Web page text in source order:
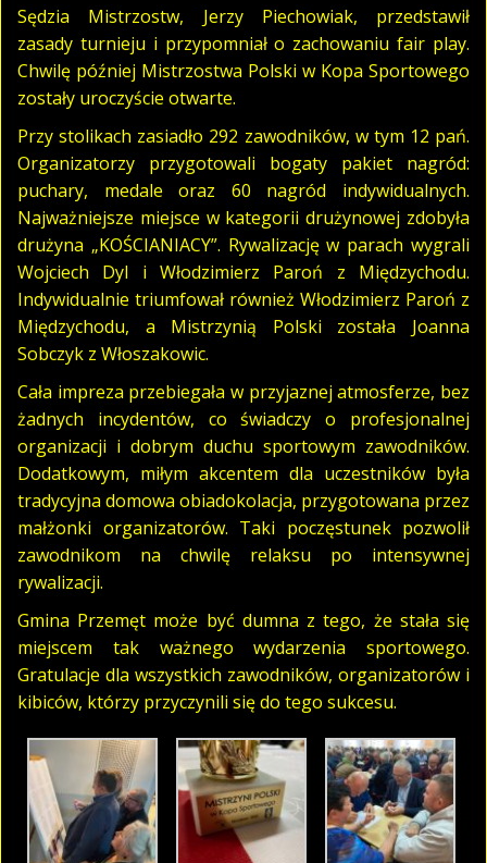
Sędzia Mistrzostw, Jerzy Piechowiak, przedstawił
zasady turnieju i przypomniał o zachowaniu fair play.
Chwilę później Mistrzostwa Polski w Kopa Sportowego
zostały uroczyście otwarte.
Przy stolikach zasiadło 292 zawodników, w tym 12 pań.
Organizatorzy przygotowali bogaty pakiet nagród:
puchary, medale oraz 60 nagród indywidualnych.
Najważniejsze miejsce w kategorii drużynowej zdobyła
drużyna „KOŚCIANIACY”. Rywalizację w parach wygrali
Wojciech Dyl i Włodzimierz Paroń z Międzychodu.
Indywidualnie triumfował również Włodzimierz Paroń z
Międzychodu, a Mistrzynią Polski została Joanna
Sobczyk z Włoszakowic.
Cała impreza przebiegała w przyjaznej atmosferze, bez
żadnych incydentów, co świadczy o profesjonalnej
organizacji i dobrym duchu sportowym zawodników.
Dodatkowym, miłym akcentem dla uczestników była
tradycyjna domowa obiadokolacja, przygotowana przez
małżonki organizatorów. Taki poczęstunek pozwolił
zawodnikom na chwilę relaksu po intensywnej
rywalizacji.
Gmina Przemęt może być dumna z tego, że stała się
miejscem tak ważnego wydarzenia sportowego.
Gratulacje dla wszystkich zawodników, organizatorów i
kibiców, którzy przyczynili się do tego sukcesu.